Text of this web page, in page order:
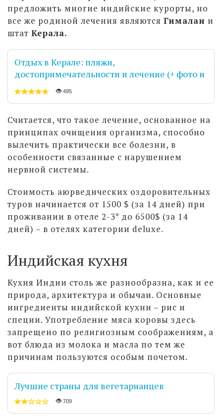
предложить многие индийские курорты, но
все же родиной лечения являются Гималаи и
штат Керала.
Отдых в Керале: пляжи,
достопримечательности и лечение (+ фото и
видео)
495
Считается, что такое лечение, основанное на
принципах очищения организма, способно
вылечить практически все болезни, в
особенности связанные с нарушением
нервной системы.
Стоимость аюрведических оздоровительных
туров начинается от 1500 $ (за 14 дней) при
проживании в отеле 2-3* до 6500$ (за 14
дней) – в отелях категории deluxe.
Индийская кухня
Кухня Индии столь же разнообразна, как и ее
природа, архитектура и обычаи. Основные
ингредиенты индийской кухни – рис и
специи. Употребление мяса коровы здесь
запрещено по религиозным соображениям, а
вот блюда из молока и масла по тем же
причинам пользуются особым почетом.
Лучшие страны для вегетарианцев
709